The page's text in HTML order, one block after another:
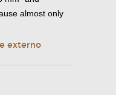
almost only
externo